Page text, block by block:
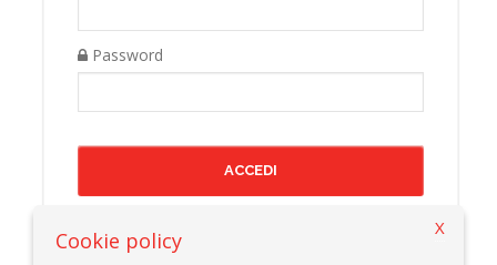
Password
Cookie policy X